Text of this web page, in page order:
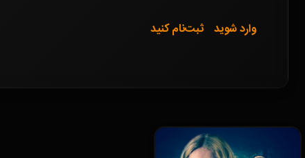
وارد شوید ثبت‌نام کنید